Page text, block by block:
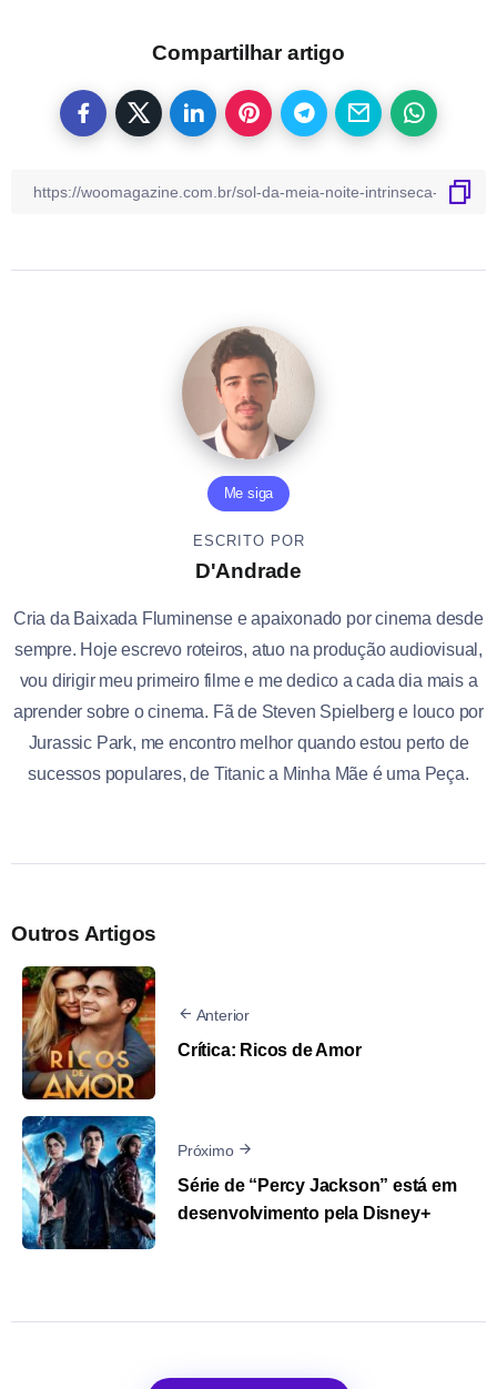
Compartilhar artigo
Me siga
ESCRITO POR
D'Andrade
Cria da Baixada Fluminense e apaixonado por cinema desde
sempre. Hoje escrevo roteiros, atuo na produção audiovisual,
vou dirigir meu primeiro filme e me dedico a cada dia mais a
aprender sobre o cinema. Fã de Steven Spielberg e louco por
Jurassic Park, me encontro melhor quando estou perto de
sucessos populares, de Titanic a Minha Mãe é uma Peça.
Outros Artigos
Anterior
Crítica: Ricos de Amor
Próximo
Série de “Percy Jackson” está em
desenvolvimento pela Disney+